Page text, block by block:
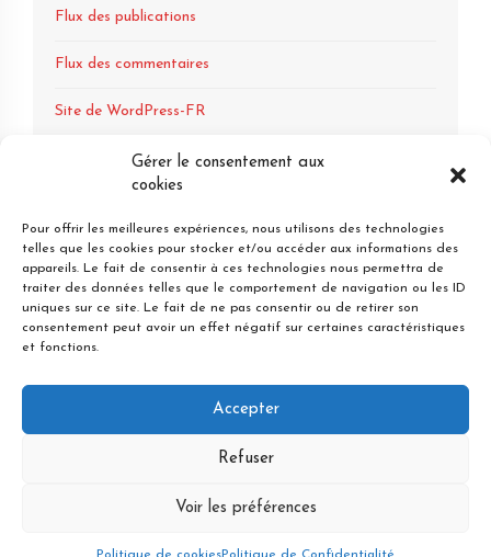
Gérer le consentement aux
cookies
Pour offrir les meilleures expériences, nous utilisons des technologies
telles que les cookies pour stocker et/ou accéder aux informations des
appareils. Le fait de consentir à ces technologies nous permettra de
traiter des données telles que le comportement de navigation ou les ID
uniques sur ce site. Le fait de ne pas consentir ou de retirer son
consentement peut avoir un effet négatif sur certaines caractéristiques
et fonctions.
Accepter
Refuser
Voir les préférences
Flux des publications
Flux des commentaires
Site de WordPress-FR
1 Esplanade Compans Caffarelli - 31000 Toulouse
Mentions Légales
Confidentialité & Médiation
Cookies / RGPD
Agréments
Déontologie